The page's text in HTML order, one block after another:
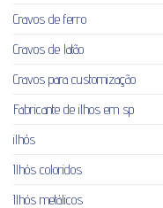
Cravos de ferro
Cravos de latão
Cravos para customização
Fabricante de ilhos em sp
ilhós
Ilhós coloridos
Ilhós metálicos